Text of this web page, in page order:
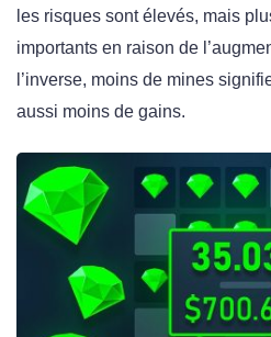
les risques sont élevés, mais
importants en raison de
l’inverse, moins de mines
aussi moins de gains.